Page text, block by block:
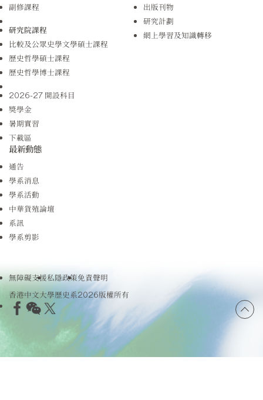
副修課程
研究院課程
比較及公眾史學文學碩士課程
歷史哲學碩士課程
歷史哲學博士課程
2026-27 開設科目
獎學金
暑期實習
下載區
出版刊物
研究計劃
網上學習及知識轉移
最新動態
通告
學系消息
學系活動
中華貨殖論壇
系訊
學系剪影
無障礙支援私隱政策免責聲明
香港中文大學歷史系2026版權所有